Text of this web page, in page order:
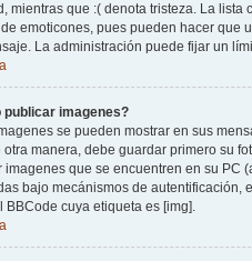
mientras que :( denota tristeza. La
emoticones, pues pueden hacer que
La administración puede fijar un
publicar imagenes?
se pueden mostrar en sus
otra manera, debe guardar primero su
imagenes que se encuentren en su PC
bajo mecánismos de autentificación,
BBCode cuya etiqueta es [img].